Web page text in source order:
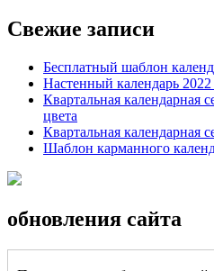
Свежие записи
Бесплатный шаблон
Настенный календарь
Квартальная календарная
цвета
Квартальная календарная
Шаблон карманного
обновления сайта